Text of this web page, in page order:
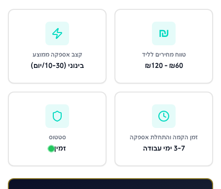
₪
טווח מחירים לליד
₪60 - ₪120
קצב אספקה ממוצע
בינוני (10-30/יום)
זמן הקמה והתחלת אספקה
3-7 ימי עבודה
סטטוס
זמין